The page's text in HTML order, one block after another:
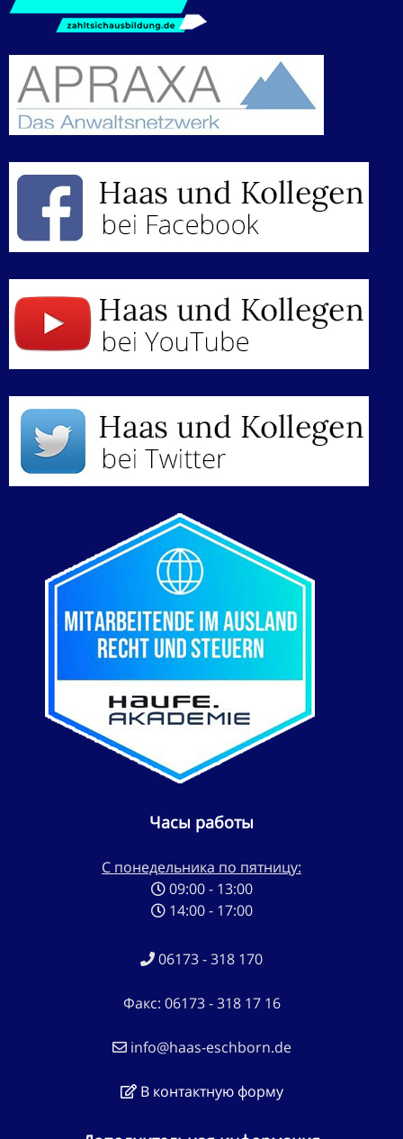
Часы работы
С понедельника по пятницу:
09:00 - 13:00
14:00 - 17:00
06173 - 318 170
Факс: 06173 - 318 17 16
info@haas-eschborn.de
В контактную форму